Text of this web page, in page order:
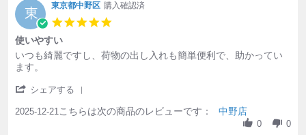
東 東京都中野区 購入確認済
使いやすい
Review by 東京都中野区 on 21 Dec 2025
review stating 使いやすい
いつも綺麗ですし、荷物の出し入れも簡単便利で、助かってい
ます。
シェアする
2025-12-21こちらは次の商品のレビューです： 中野店
0 0